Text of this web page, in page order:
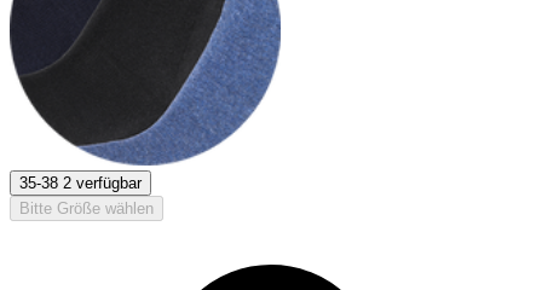
35-38 2 verfügbar
Bitte Größe wählen